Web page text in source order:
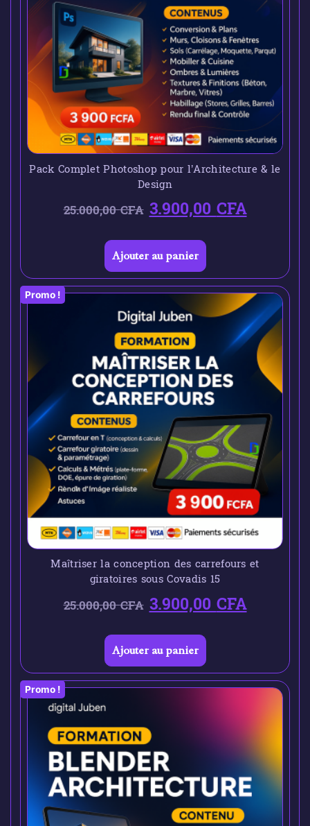
Pack Complet Photoshop pour l’Architecture & le
Design
25.000,00CFA 3.900,00CFA
Ajouter au panier
Promo !
Maîtriser la conception des carrefours et
giratoires sous Covadis 15
25.000,00CFA 3.900,00CFA
Ajouter au panier
Promo !